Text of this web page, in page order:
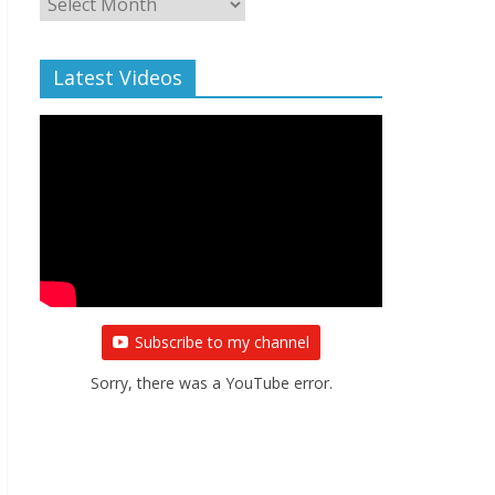
Archive
Latest Videos
Subscribe to my channel
Sorry, there was a YouTube error.